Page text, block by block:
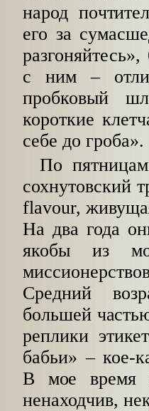
народ
его за
с ним –
пробковый
короткие
себе до гроба».
По
сохнутовский
flavour,
На два года
якобы из
Средний
большей
реплики
бабьи» – кое-
В мое время
ненаходчив,